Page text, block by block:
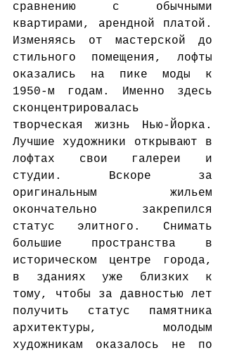
сравнению с обычными
квартирами, арендной платой.
Изменяясь от мастерской до
стильного помещения, лофты
оказались на пике моды к
1950-м годам. Именно здесь
сконцентрировалась
творческая жизнь Нью-Йорка.
Лучшие художники открывают в
лофтах свои галереи и
студии. Вскоре за
оригинальным жильем
окончательно закрепился
статус элитного. Снимать
большие пространства в
историческом центре города,
в зданиях уже близких к
тому, чтобы за давностью лет
получить статус памятника
архитектуры, молодым
художникам оказалось не по